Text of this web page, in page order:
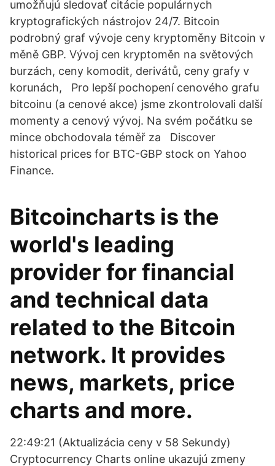
umožňujú sledovať citácie populárnych
kryptografických nástrojov 24/7. Bitcoin
podrobný graf vývoje ceny kryptoměny Bitcoin v
měně GBP. Vývoj cen kryptoměn na světových
burzách, ceny komodit, derivátů, ceny grafy v
korunách, Pro lepší pochopení cenového grafu
bitcoinu (a cenové akce) jsme zkontrolovali další
momenty a cenový vývoj. Na svém počátku se
mince obchodovala téměř za Discover
historical prices for BTC-GBP stock on Yahoo
Finance.
Bitcoincharts is the
world's leading
provider for financial
and technical data
related to the Bitcoin
network. It provides
news, markets, price
charts and more.
22:49:21 (Aktualizácia ceny v 58 Sekundy)
Cryptocurrency Сharts online ukazujú zmeny